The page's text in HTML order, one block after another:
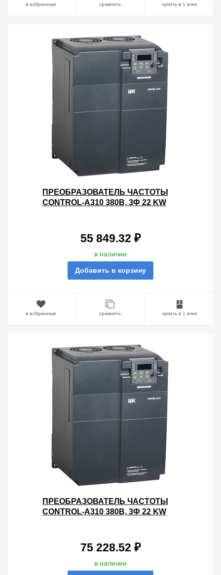
в избранные сравнить купить в 1 клик
ПРЕОБРАЗОВАТЕЛЬ ЧАСТОТЫ
CONTROL-A310 380В, 3Ф 22 KW
55 849.32 ₽
в наличии
Добавить в корзину
в избранные сравнить купить в 1 клик
ПРЕОБРАЗОВАТЕЛЬ ЧАСТОТЫ
CONTROL-A310 380В, 3Ф 22 KW
75 228.52 ₽
в наличии